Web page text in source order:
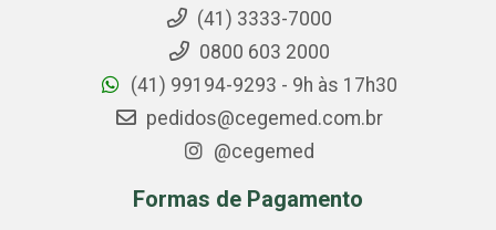
(41) 3333-7000
0800 603 2000
(41) 99194-9293 - 9h às 17h30
pedidos@cegemed.com.br
@cegemed
Formas de Pagamento